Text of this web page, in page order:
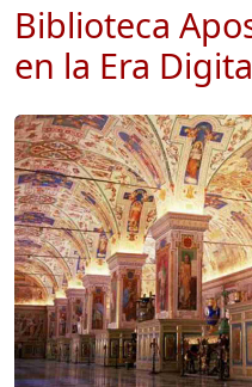
Biblioteca
en la Era